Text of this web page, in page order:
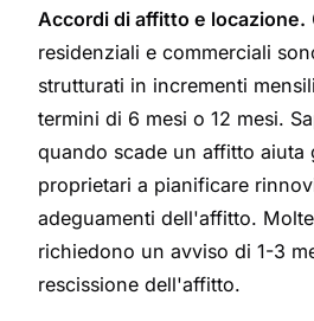
Accordi di affitto e locazione.
residenziali e commerciali
strutturati in incrementi
termini di 6 mesi o 12 mesi.
quando scade un affitto aiuta
proprietari a pianificare
adeguamenti dell'affitto.
richiedono un avviso di 1-3
rescissione dell'affitto.